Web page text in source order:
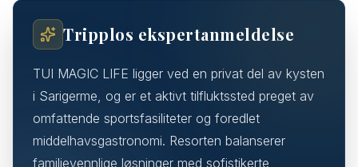
Tripplos ekspertanmeldelse
TUI MAGIC LIFE ligger ved en privat del av kysten
i Sarigerme, og er et aktivt tilfluktssted preget av
omfattende sportsfasiliteter og foredlet
middelhavsgastronomi. Resorten balanserer
familievennlige løsninger med sofistikerte